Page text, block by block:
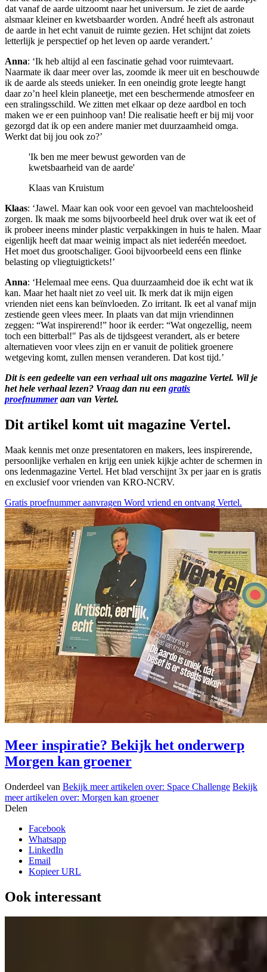
dat vanaf de aarde uitzoomt naar het universum. Je ziet de aarde
alsmaar kleiner en kwetsbaarder worden. André heeft als astronaut
de aarde in het echt vanuit de ruimte gezien. Het schijnt dat zoiets
letterlijk je perspectief op het leven op aarde verandert.’
Anna: ‘Ik heb altijd al een fascinatie gehad voor ruimtevaart.
Naarmate ik daar meer overlas, zoomde ik meer uit en beschouwde
ik de aarde als steeds unieker. In een oneindig grote leegte hangt
daar zo’n heel klein planeetje, met een beschermende atmosfeer en
een stralingsschild. We zitten met elkaar op deze aardbol en toch
maken we er een puinhoop van! Die realisatie heeft er bij mij voor
gezorgd dat ik op een andere manier met duurzaamheid omga.
Werkt dat bij jou ook zo?’
'Ik ben me meer bewust geworden van de
kwetsbaarheid van de aarde'
Klaas van Kruistum
Klaas: ‘Jawel. Maar kan ook voor een gevoel van machteloosheid
zorgen. Ik maak me soms bijvoorbeeld heel druk over wat ik eet of
ik probeer ineens minder plastic verpakkingen in huis te halen. Maar
eigenlijk heeft dat maar weinig impact als niet iederéén meedoet.
Het moet dus grootschaliger. Gooi bijvoorbeeld eens een flinke
belasting op vliegtuigtickets!’
Anna: ‘Helemaal mee eens. Qua duurzaamheid doe ik echt wat ik
kan. Maar het haalt niet zo veel uit. Ik merk dat ik mijn eigen
vrienden niet eens kan beïnvloeden. Zo irritant. Ik eet al vanaf mijn
zestiende geen vlees meer. In plaats van dat mijn vriendinnen
zeggen: “Wat inspirerend!” hoor ik eerder: “Wat ongezellig, neem
toch een bitterbal!" Pas als de tijdsgeest verandert, als er betere
alternatieven voor vlees zijn en er vanuit de politiek groenere
wetgeving komt, zullen mensen veranderen. Dat kost tijd.’
Dit is een gedeelte van een verhaal uit ons magazine Vertel. Wil je
het hele verhaal lezen? Vraag dan nu een gratis
proefnummeraan van Vertel.
Dit artikel komt uit magazine Vertel.
Maak kennis met onze presentatoren en makers, lees inspirerende,
persoonlijke verhalen en krijg een uniek kijkje achter de schermen in
ons ledenmagazine Vertel. Het blad verschijnt 3x per jaar en is gratis
en exclusief voor vrienden van KRO-NCRV.
Gratis proefnummer aanvragen Word vriend en ontvang Vertel.
Meer inspiratie? Bekijk het onderwerp
Morgen kan groener
Onderdeel van Bekijk meer artikelen over: Space Challenge Bekijk
meer artikelen over: Morgen kan groener
Delen
Facebook
Whatsapp
LinkedIn
Email
Kopieer URL
Ook interessant